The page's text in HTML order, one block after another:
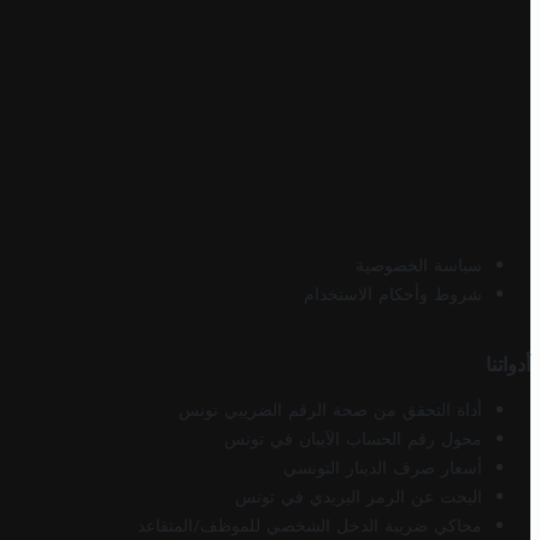
سياسة الخصوصية
شروط وأحكام الاستخدام
أدواتنا
أداة التحقق من صحة الرقم الضريبي تونس
محول رقم الحساب الآيبان في تونس
أسعار صرف الدينار التونسي
البحث عن الرمز البريدي في تونس
محاكي ضريبة الدخل الشخصي للموظف/المتقاعد